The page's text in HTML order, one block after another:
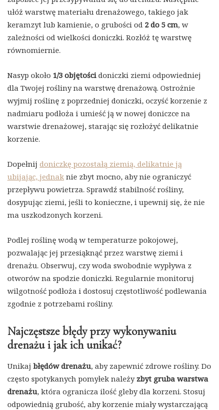
ułóż warstwę materiału drenażowego, takiego jak
keramzyt lub kamienie, o grubości od 2 do 5 cm, w
zależności od wielkości doniczki. Rozłóż tę warstwę
równomiernie.
Nasyp około 1/3 objętościdoniczki ziemi odpowiedniej
dla Twojej rośliny na warstwę drenażową. Ostrożnie
wyjmij roślinę z poprzedniej doniczki, oczyść korzenie z
nadmiaru podłoża i umieść ją w nowej doniczce na
warstwie drenażowej, starając się rozłożyć delikatnie
korzenie.
Dopełnij doniczkę pozostałą ziemią, delikatnie ją
ubijając, jednak nie zbyt mocno, aby nie ograniczyć
przepływu powietrza. Sprawdź stabilność rośliny,
dosypując ziemi, jeśli to konieczne, i upewnij się, że nie
ma uszkodzonych korzeni.
Podlej roślinę wodą w temperaturze pokojowej,
pozwalając jej przesiąknąć przez warstwę ziemi i
drenażu. Obserwuj, czy woda swobodnie wypływa z
otworów na spodzie doniczki. Regularnie monitoruj
wilgotność podłoża i dostosuj częstotliwość podlewania
zgodnie z potrzebami rośliny.
Najczęstsze błędy przy wykonywaniu
drenażu i jak ich unikać?
Unikaj błędów drenażu, aby zapewnić zdrowe rośliny. Do
często spotykanych pomyłek należy zbyt gruba warstwa
drenażu, która ogranicza ilość gleby dla korzeni. Stosuj
odpowiednią grubość, aby korzenie miały wystarczającą